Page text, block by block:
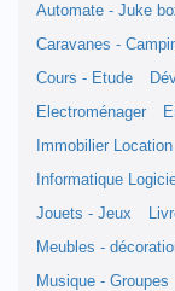
Automate - Juke
Caravanes -
Cours - Etude
Electroménager
Immobilier Location
Informatique
Jouets - Jeux
Meubles -
Musique - Groupes